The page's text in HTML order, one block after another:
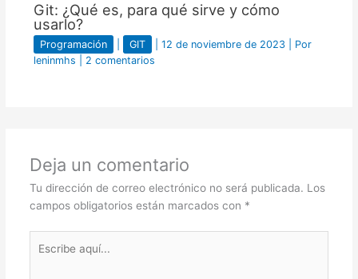
Git: ¿Qué es, para qué sirve y cómo
usarlo?
Programación GIT 12 de noviembre de 2023
| Por
leninmhs
2 comentarios
Deja un comentario
Tu dirección de correo electrónico no será publicada. Los
campos obligatorios están marcados con *
aquí...